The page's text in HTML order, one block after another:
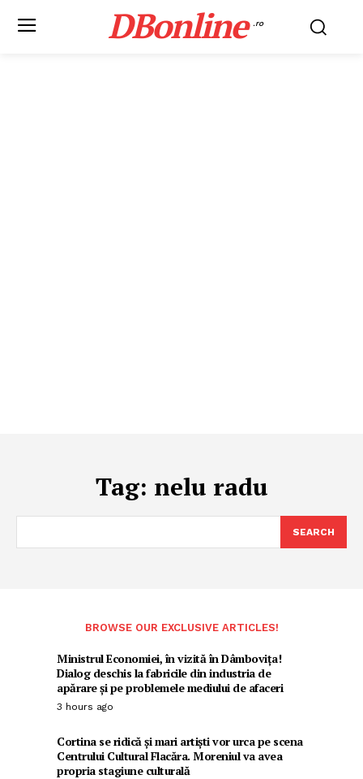
DBonline .ro
Tag: nelu radu
SEARCH
BROWSE OUR EXCLUSIVE ARTICLES!
Ministrul Economiei, în vizită în Dâmbovița!
Dialog deschis la fabricile din industria de
apărare și pe problemele mediului de afaceri
3 hours ago
Cortina se ridică și mari artiști vor urca pe scena
Centrului Cultural Flacăra. Moreniul va avea
propria stagiune culturală